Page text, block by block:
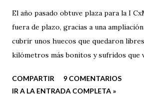
El año pasado obtuve plaza para la I
fuera de plazo, gracias a una
cubrir unos huecos que quedaron
kilómetros más bonitos y sufridos que
oportunidad en la nueva modalidad de
COMPARTIR
9 COMENTARIOS
IR A LA ENTRADA COMPLETA »